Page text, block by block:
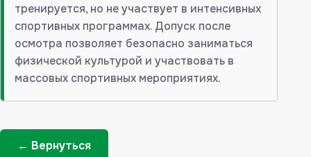
тренируется, но не участвует в интенсивных
спортивных программах. Допуск после
осмотра позволяет безопасно заниматься
физической культурой и участвовать в
массовых спортивных мероприятиях.
← Вернуться